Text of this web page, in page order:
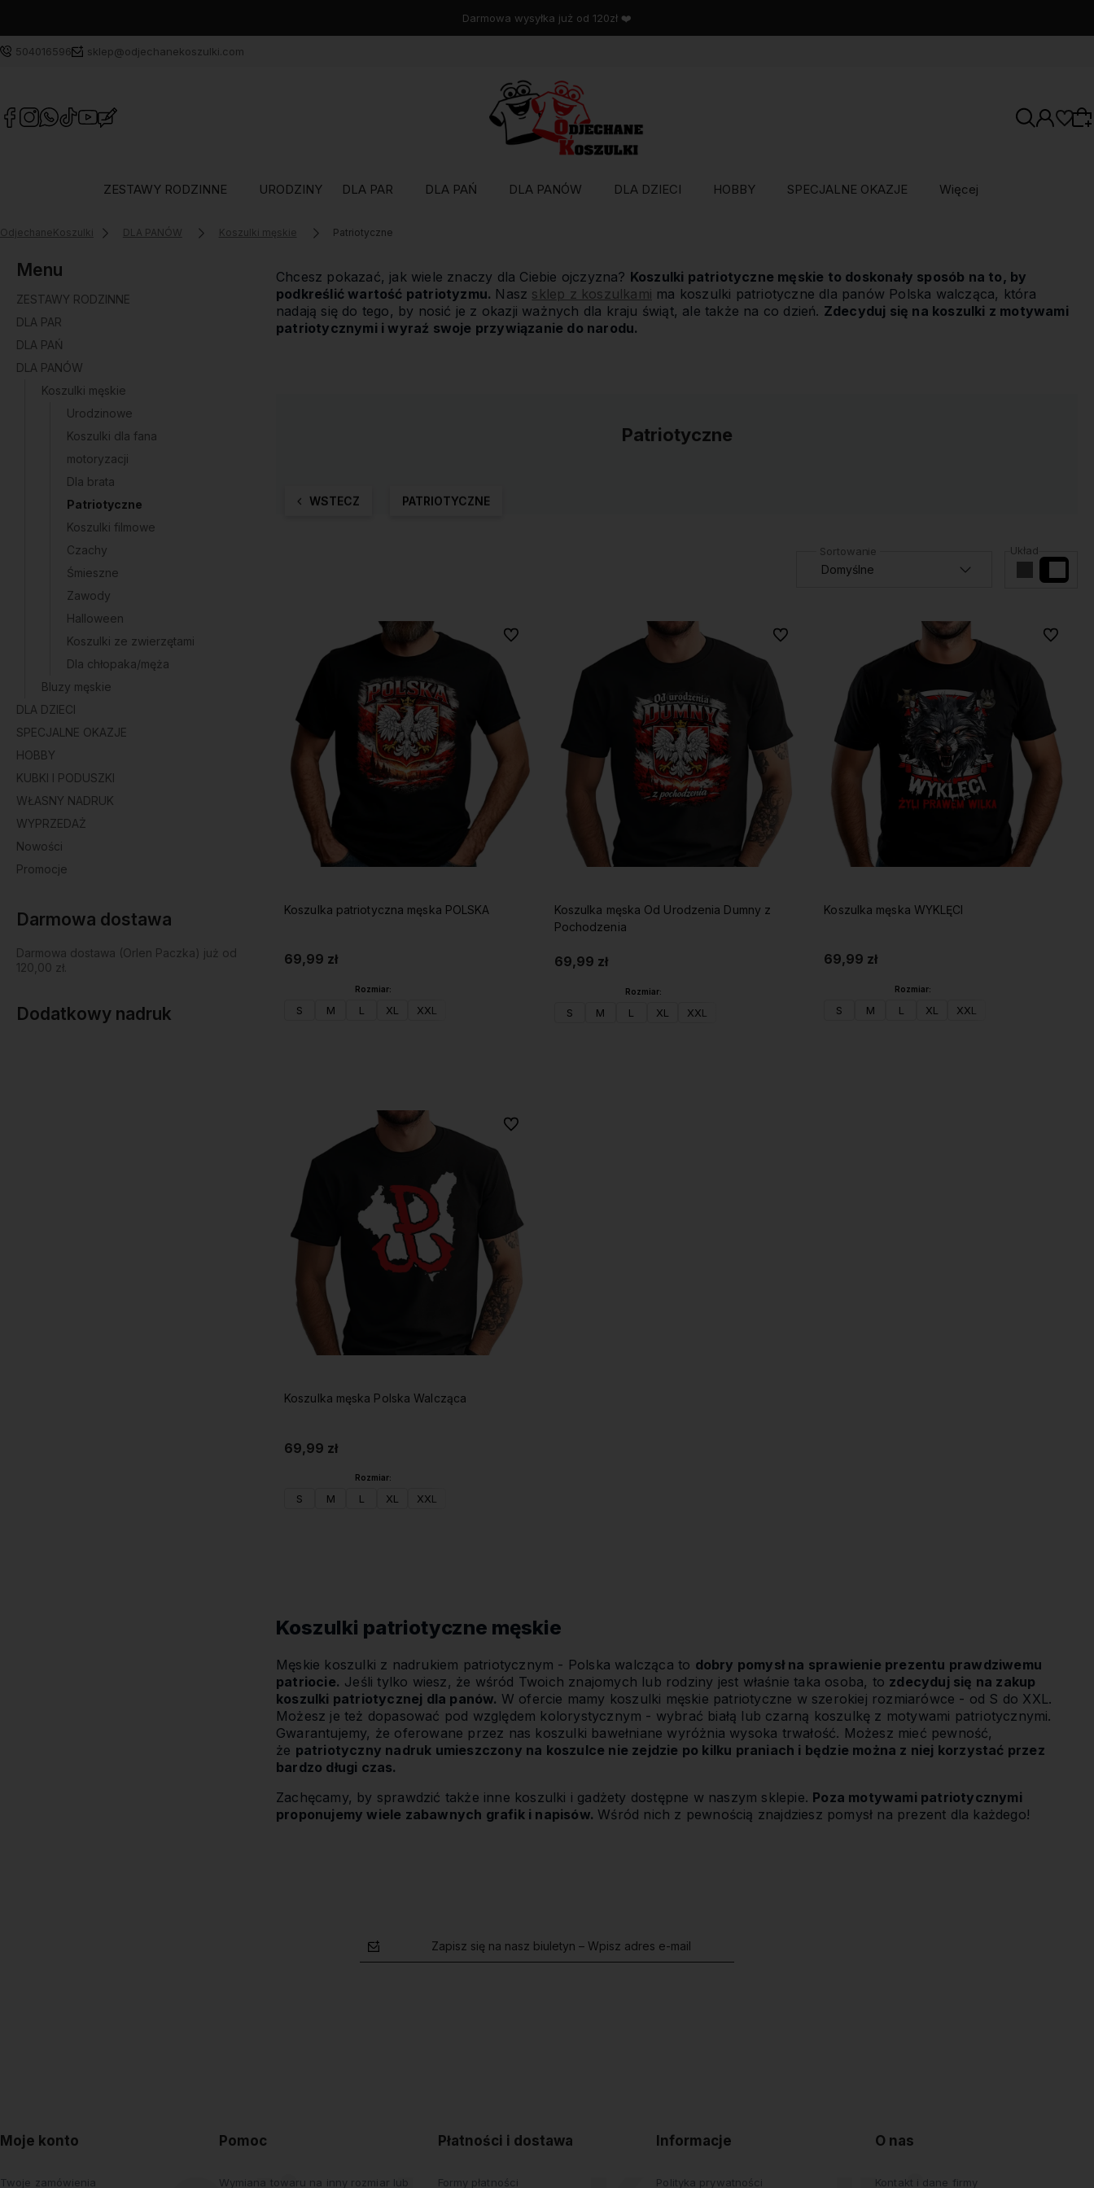
Wysyłka w 48 godzin
504016596 sklep@odjechanekoszulki.com
produkty do listy z poprzedniej sesji.
ZESTAWY RODZINNE URODZINY DLA PAR DLA PAŃ DLA PANÓW DLA DZIECI HOBBY SPECJALNE OKAZJE Więcej
OdjechaneKoszulki DLA PANÓW Koszulki męskie Patriotyczne
Menu
ZESTAWY RODZINNE
DLA PAR
DLA PAŃ
DLA PANÓW
Koszulki męskie
Urodzinowe
Koszulki dla fana
motoryzacji
Dla brata
Patriotyczne
Koszulki filmowe
Czachy
Śmieszne
Zawody
Halloween
Koszulki ze zwierzętami
Dla chłopaka/męża
Bluzy męskie
DLA DZIECI
SPECJALNE OKAZJE
HOBBY
KUBKI I PODUSZKI
WŁASNY NADRUK
WYPRZEDAŻ
Nowości
Promocje
Darmowa dostawa
Darmowa dostawa (Orlen Paczka) już od
120,00 zł.
Dodatkowy nadruk
Chcesz pokazać, jak wiele znaczy dla Ciebie ojczyzna? Koszulki patriotyczne męskie to doskonały sposób na to, by
podkreślić wartość patriotyzmu. Nasz sklep z koszulkami ma koszulki patriotyczne dla panów Polska walcząca, która
nadają się do tego, by nosić je z okazji ważnych dla kraju świąt, ale także na co dzień. Zdecyduj się na koszulki z motywami
patriotycznymi i wyraź swoje przywiązanie do narodu.
Patriotyczne
WSTECZ PATRIOTYCZNE
Układ
Koszulka patriotyczna męska POLSKA
69,99 zł
Rozmiar:
S M L XL XXL
Do ulubionych
Koszulka męska Od Urodzenia Dumny z
Pochodzenia
69,99 zł
Rozmiar:
S M L XL XXL
Do ulubionych
Koszulka męska WYKLĘCI
69,99 zł
Rozmiar:
S M L XL XXL
Do
Koszulka męska Polska Walcząca
69,99 zł
Rozmiar:
S M L XL XXL
Do ulubionych
Koszulki patriotyczne męskie
Męskie koszulki z nadrukiem patriotycznym - Polska walcząca to dobry pomysł na sprawienie prezentu prawdziwemu
patriocie. Jeśli tylko wiesz, że wśród Twoich znajomych lub rodziny jest właśnie taka osoba, to zdecyduj się na zakup
koszulki patriotycznej dla panów. W ofercie mamy koszulki męskie patriotyczne w szerokiej rozmiarówce - od S do XXL.
Możesz je też dopasować pod względem kolorystycznym - wybrać białą lub czarną koszulkę z motywami patriotycznymi.
Gwarantujemy, że oferowane przez nas koszulki bawełniane wyróżnia wysoka trwałość. Możesz mieć pewność,
że patriotyczny nadruk umieszczony na koszulce nie zejdzie po kilku praniach i będzie można z niej korzystać przez
bardzo długi czas.
Zachęcamy, by sprawdzić także inne koszulki i gadżety dostępne w naszym sklepie. Poza motywami patriotycznymi
proponujemy wiele zabawnych grafik i napisów. Wśród nich z pewnością znajdziesz pomysł na prezent dla każdego!
Zapisz się na nasz biuletyn – Wpisz adres e-mail
Moje konto
Twoje zamówienia
Pomoc
Wymiana towaru na inny rozmiar lub
Płatności i dostawa
Formy płatności
Informacje
Polityka prywatności
O nas
Kontakt i dane firmy